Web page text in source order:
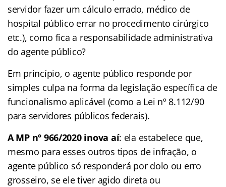
servidor fazer um cálculo errado, médico de
hospital público errar no procedimento cirúrgico
etc.), como fica a responsabilidade administrativa
do agente público?
Em princípio, o agente público responde por
simples culpa na forma da legislação específica de
funcionalismo aplicável (como a Lei nº 8.112/90
para servidores públicos federais).
A MP nº 966/2020 inova aí: ela estabelece que,
mesmo para esses outros tipos de infração, o
agente público só responderá por dolo ou erro
grosseiro, se ele tiver agido direta ou